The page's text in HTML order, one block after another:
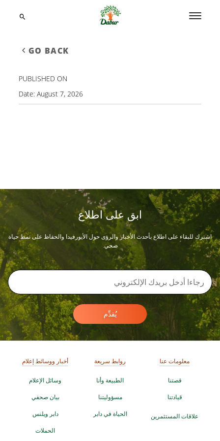
GO BACK
PUBLISHED ON
Date:August 7, 2026
ابق على اطلاع
اشترك للبقاء على اطلاع بأحدث الأخبار والرؤى حول الأيورفيدا والحفاظ على نمط حياة
صحي.
يُقدِّم
معلومات عنا
قصتنا
قيادتنا
علاقات المستثمرين
روابط سريعة
الطبيعة وأنا
مسؤوليتنا
الحياة في دابر
أخبار ووسائط إعلام
وسائل الإعلام
بيان صحفي
دابر ويلنس
الحملات